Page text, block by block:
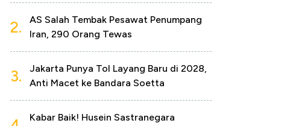
2.
AS Salah Tembak Pesawat Penumpang
Iran, 290 Orang Tewas
3.
Jakarta Punya Tol Layang Baru di 2028,
Anti Macet ke Bandara Soetta
Kabar Baik! Husein Sastranegara